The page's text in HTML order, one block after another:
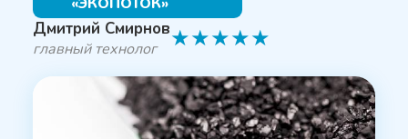
Дмитрий Смирнов
главный технолог ★★★★★